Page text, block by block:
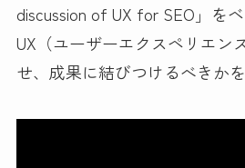
discussion of UX for SEO」を
UX（ユーザーエクスペリエン
せ、成果に結びつけるべきかを